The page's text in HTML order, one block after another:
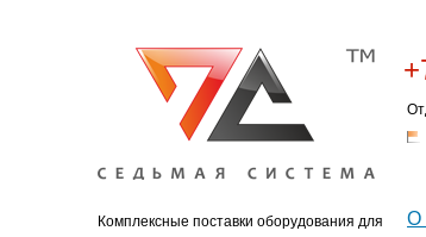
Комплексные поставки оборудования для
О